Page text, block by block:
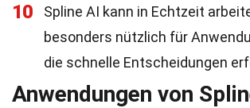
10
Spline AI kann in Echtzeit
besonders nützlich für
die schnelle Entscheidungen
Anwendungen von